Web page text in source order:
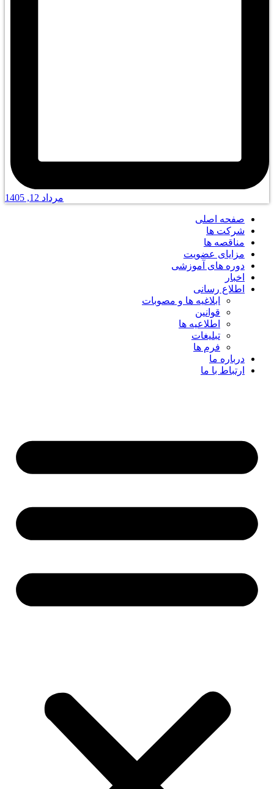
مرداد 12, 1405
صفحه اصلی
شرکت ها
مناقصه ها
مزایای عضویت
دوره های آموزشی
اخبار
اطلاع رسانی
ابلاغیه ها و مصوبات
قوانین
اطلاعیه ها
تبلیغات
فرم ها
درباره ما
ارتباط با ما